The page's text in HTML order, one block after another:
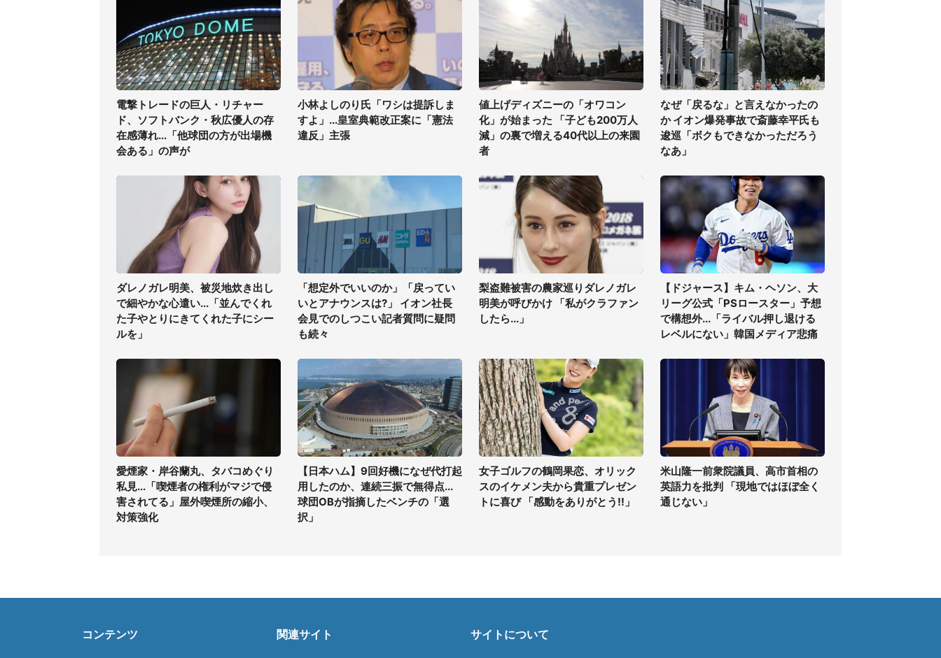
電撃トレードの巨人・リチャー
ド、ソフトバンク・秋広優人の存
在感薄れ...「他球団の方が出場機
会ある」の声が
小林よしのり氏「ワシは提訴しま
すよ」...皇室典範改正案に「憲法
違反」主張
値上げディズニーの「オワコン
化」が始まった 「子ども200万人
減」の裏で増える40代以上の来園
者
なぜ「戻るな」と言えなかったの
か イオン爆発事故で斎藤幸平氏も
逡巡「ボクもできなかっただろう
なあ」
ダレノガレ明美、被災地炊き出し
で細やかな心遣い...「並んでくれ
た子やとりにきてくれた子にシー
ルを」
「想定外でいいのか」「戻ってい
いとアナウンスは?」 イオン社長
会見でのしつこい記者質問に疑問
も続々
梨盗難被害の農家巡りダレノガレ
明美が呼びかけ 「私がクラファン
したら...」
【ドジャース】キム・ヘソン、大
リーグ公式「PSロースター」予想
で構想外...「ライバル押し退ける
レベルにない」韓国メディア悲痛
愛煙家・岸谷蘭丸、タバコめぐり
私見...「喫煙者の権利がマジで侵
害されてる」屋外喫煙所の縮小、
対策強化
【日本ハム】9回好機になぜ代打起
用したのか、連続三振で無得点...
球団OBが指摘したベンチの「選
択」
女子ゴルフの鶴岡果恋、オリック
スのイケメン夫から貴重プレゼン
トに喜び 「感動をありがとう!!」
米山隆一前衆院議員、高市首相の
英語力を批判 「現地ではほぼ全く
通じない」
コンテンツ 関連サイト サイトについて